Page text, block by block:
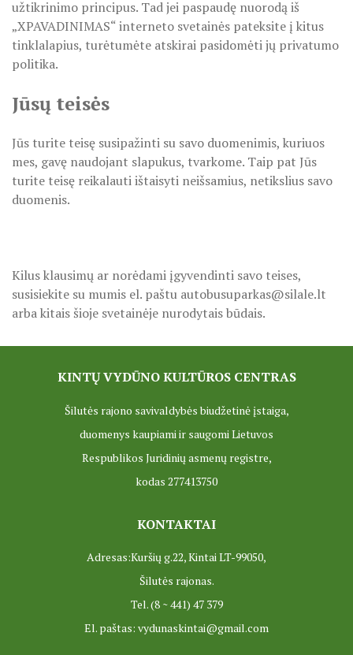
užtikrinimo principus. Tad jei paspaudę nuorodą iš
„XPAVADINIMAS“ interneto svetainės pateksite į kitus
tinklalapius, turėtumėte atskirai pasidomėti jų privatumo
politika.
Jūsų teisės
Jūs turite teisę susipažinti su savo duomenimis, kuriuos
mes, gavę naudojant slapukus, tvarkome. Taip pat Jūs
turite teisę reikalauti ištaisyti neišsamius, netikslius savo
duomenis.
Kilus klausimų ar norėdami įgyvendinti savo teises,
susisiekite su mumis el. paštu autobusuparkas@silale.lt
arba kitais šioje svetainėje nurodytais būdais.
KINTŲ VYDŪNO KULTŪROS CENTRAS
Šilutės rajono savivaldybės biudžetinė įstaiga,
duomenys kaupiami ir saugomi Lietuvos
Respublikos Juridinių asmenų registre,
kodas 277413750
KONTAKTAI
Adresas:Kuršių g.22, Kintai LT-99050,
Šilutės rajonas.
Tel. (8 ~ 441) 47 379
El. paštas: vydunaskintai@gmail.com